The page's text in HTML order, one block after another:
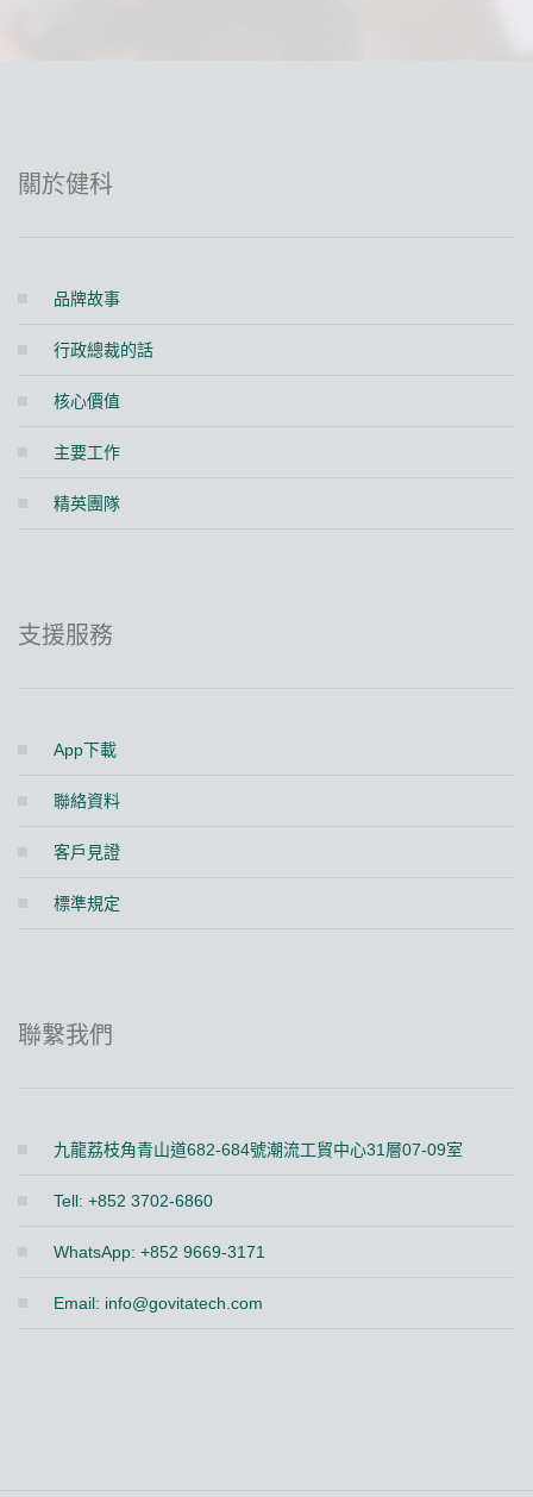
關於健科
品牌故事
行政總裁的話
核心價值
主要工作
精英團隊
支援服務
App下載
聯絡資料
客戶見證
標準規定
聯繫我們
九龍荔枝角青山道682-684號潮流工貿中心31層07-09室
Tell: +852 3702-6860
WhatsApp: +852 9669-3171
Email: info@govitatech.com